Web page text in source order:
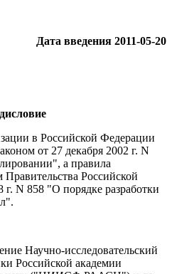
Дата введения 2011-05-20
в Российской Федерации
от 27 декабря 2002 г. N
а правила
Правительства Российской
N 858 "О порядке разработки
Научно-исследовательский
Российской академии